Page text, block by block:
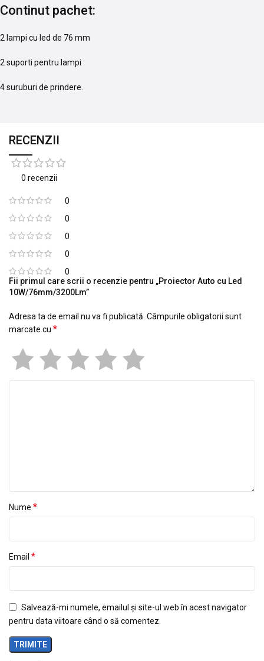
Continut pachet:
2 lampi cu led de 76 mm
2 suporti pentru lampi
4 suruburi de prindere.
RECENZII
0 recenzii
0
0
0
0
0
Fii primul care scrii o recenzie pentru „Proiector Auto cu Led
10W/76mm/3200Lm”
Adresa ta de email nu va fi publicată. Câmpurile obligatorii sunt
marcate cu *
Nume *
Email *
Salvează-mi numele, emailul și site-ul web în acest navigator
pentru data viitoare când o să comentez.